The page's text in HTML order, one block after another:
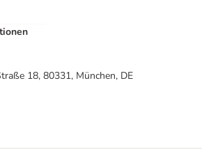
18, 80331, München, DE